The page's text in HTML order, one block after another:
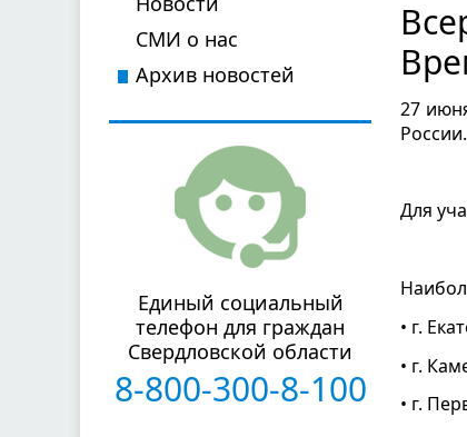
27
Для
• г.
• г.
• г.
СМИ о нас
Архив новостей
Единый социальный
телефон для граждан
Свердловской области
8-800-300-8-100